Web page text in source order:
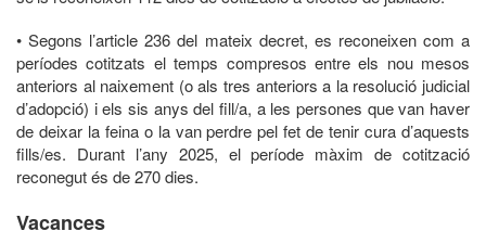
• Segons l’article 236 del mateix decret, es reconeixen com a
períodes cotitzats el temps compresos entre els nou mesos
anteriors al naixement (o als tres anteriors a la resolució judicial
d’adopció) i els sis anys del fill/a, a les persones que van haver
de deixar la feina o la van perdre pel fet de tenir cura d’aquests
fills/es. Durant l’any 2025, el període màxim de cotització
reconegut és de 270 dies.
Vacances